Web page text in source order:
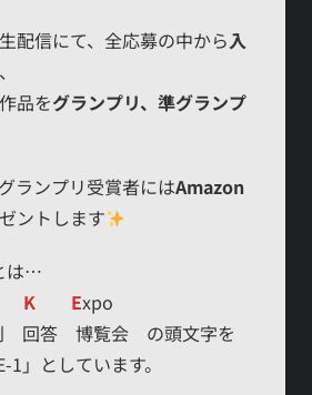
配信にて、全応募の中から入
品をグランプリ、準グランプ
ランプリ受賞者にはAmazon
ントします
は…
Expo
回答 博覧会 の頭文字を
1」としています。